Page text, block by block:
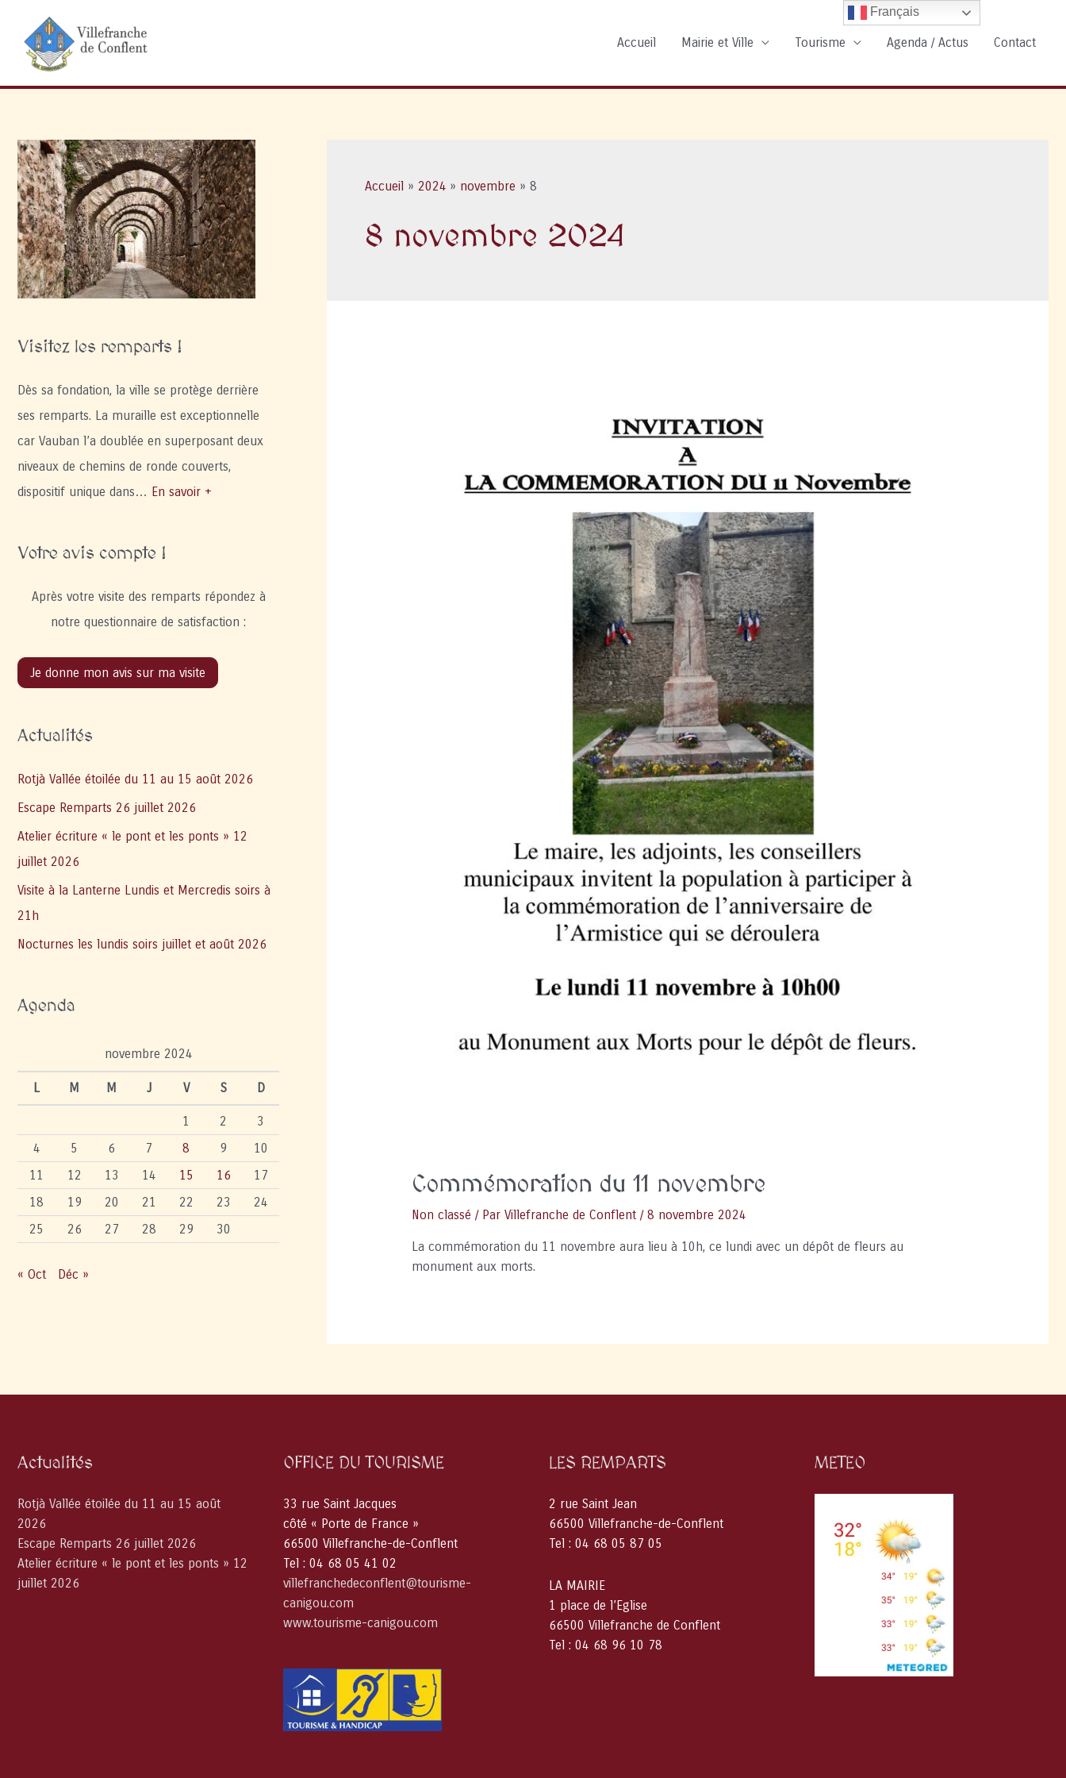
contenu
Accueil Mairie et Ville Tourisme Agenda / Actus Contact
Visitez les remparts !
Dès sa fondation, la ville se protège derrière
ses remparts. La muraille est exceptionnelle
car Vauban l’a doublée en superposant deux
niveaux de chemins de ronde couverts,
dispositif unique dans… En savoir +
Votre avis compte !
Après votre visite des remparts répondez à
notre questionnaire de satisfaction :
Je donne mon avis sur ma visite
Actualités
Rotjà Vallée étoilée du 11 au 15 août 2026
Escape Remparts 26 juillet 2026
Atelier écriture « le pont et les ponts » 12
juillet 2026
Visite à la Lanterne Lundis et Mercredis soirs à
21h
Nocturnes les lundis soirs juillet et août 2026
Agenda
novembre 2024
L M M J V S D
1 2
3
4
5 6 7 8 9
10
11
12 13 14 15 16
17
18
19 20 21 22 23
24
25
26 27 28 29 30
« Oct Déc »
Accueil 2024 novembre 8
8 novembre 2024
Commémoration du 11 novembre
Non classé / Par Villefranche de Conflent / 8 novembre 2024
La commémoration du 11 novembre aura lieu à 10h, ce lundi avec un dépôt de fleurs au
monument aux morts.
Actualités
Rotjà Vallée étoilée du 11 au 15 août
2026
Escape Remparts 26 juillet 2026
Atelier écriture « le pont et les ponts » 12
juillet 2026
OFFICE DU TOURISME
33 rue Saint Jacques
côté « Porte de France »
66500 Villefranche-de-Conflent
Tel : 04 68 05 41 02
villefranchedeconflent@tourisme-
canigou.com
www.tourisme-canigou.com
LES REMPARTS
2 rue Saint Jean
66500 Villefranche-de-Conflent
Tel : 04 68 05 87 05
LA MAIRIE
1 place de l’Eglise
66500 Villefranche de Conflent
Tel : 04 68 96 10 78
METEO
Français